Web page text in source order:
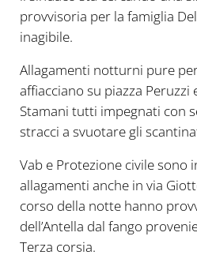
provvisoria per la famiglia
inagibile.
Allagamenti notturni pure
affiacciano su piazza Peruzzi
Stamani tutti impegnati con
stracci a svuotare gli
Vab e Protezione civile sono
allagamenti anche in via
corso della notte hanno
dell’Antella dal fango
Terza corsia.